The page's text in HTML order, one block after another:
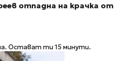
отпадна на крачка от
Остават ти 15 минути.